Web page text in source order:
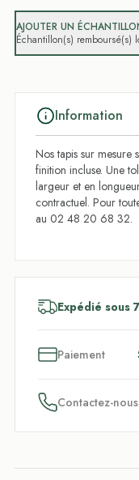
AJOUTER UN
Échantillon(s) remboursé(s)
Information
Nos tapis sur mesure
finition incluse. Une
largeur et en
contractuel. Pour
au 02 48 20 68 32.
Expédié sous
Paiement
Contactez-